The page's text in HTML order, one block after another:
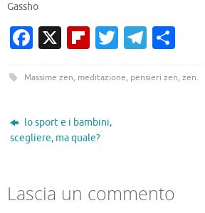
Gassho
Fa
e
o
o
X Fl
b
ar
d
T
it
T
e n
Massime zen, meditazione, pensieri zen, zen.
lo sport e i bambini,
scegliere, ma quale?
Lascia un commento